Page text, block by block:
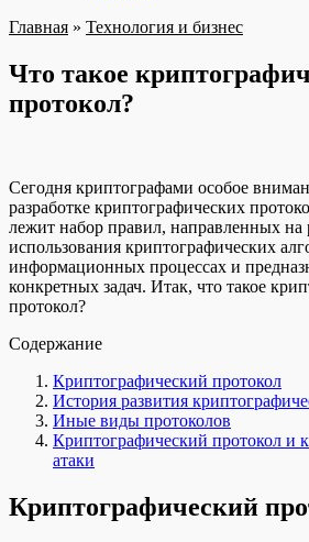
Главная » Технология и бизнес
Что такое
протокол?
Сегодня криптографами особое
разработке криптографических
лежит набор правил, направленных на
использования криптографических
информационных процессах и
конкретных задач. Итак, что такое
протокол?
Содержание
Криптографический протокол
История развития
Иные виды протоколов
Криптографический протокол и
атаки
Криптографический